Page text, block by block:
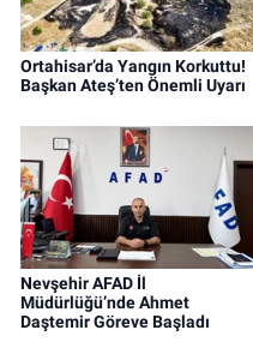
Ortahisar’da Yangın Korkuttu!
Başkan Ateş’ten Önemli Uyarı
Nevşehir AFAD İl
Müdürlüğü’nde Ahmet
Daştemir Göreve Başladı